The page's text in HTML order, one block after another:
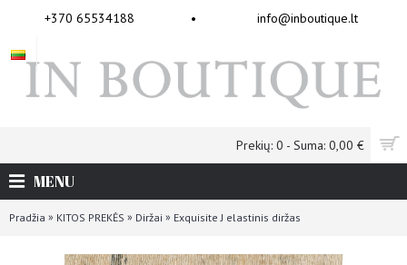
+370 65534188 • info@inboutique.lt
Prekių: 0 - Suma: 0,00 €
MENU
Pradžia » KITOS PREKĖS » Diržai » Exquisite J elastinis diržas